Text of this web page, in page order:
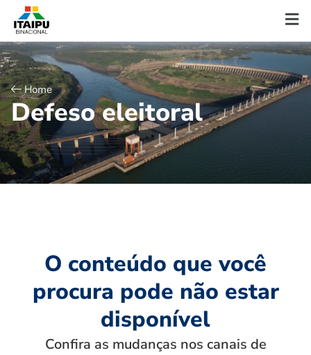
Home
Defeso eleitoral
O conteúdo que você
procura pode não estar
disponível
Confira as mudanças nos canais de